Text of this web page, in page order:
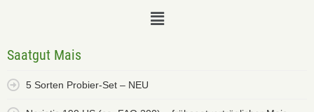
Saatgut Mais
5 Sorten Probier-Set – NEU